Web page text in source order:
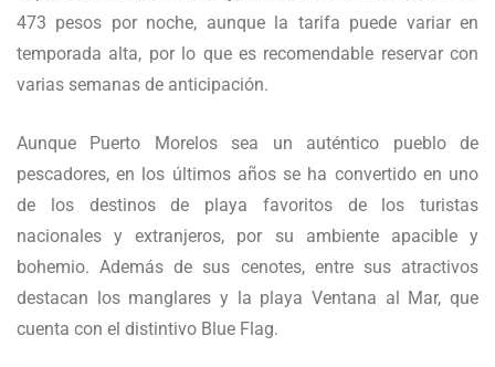
473 pesos por noche, aunque la tarifa puede variar en
temporada alta, por lo que es recomendable reservar con
varias semanas de anticipación.
Aunque Puerto Morelos sea un auténtico pueblo de
pescadores, en los últimos años se ha convertido en uno
de los destinos de playa favoritos de los turistas
nacionales y extranjeros, por su ambiente apacible y
bohemio. Además de sus cenotes, entre sus atractivos
destacan los manglares y la playa Ventana al Mar, que
cuenta con el distintivo Blue Flag.